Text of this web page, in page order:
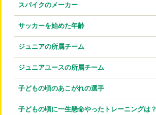
スパイクのメーカー
サッカーを始めた年齢
ジュニアの所属チーム
ジュニアユースの所属チーム
子どもの頃のあこがれの選手
子どもの頃に一生懸命やったトレーニングは？